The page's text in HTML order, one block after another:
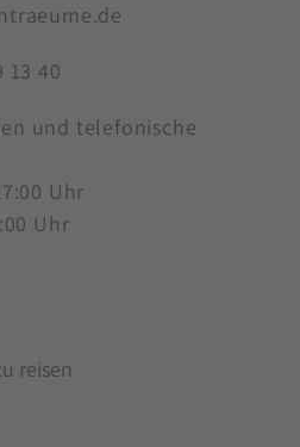
13 40
und telefonische
Uhr
Uhr
reisen